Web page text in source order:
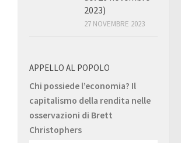
2023)
27 NOVEMBRE 2023
APPELLO AL POPOLO
Chi possiede l’economia? Il
capitalismo della rendita nelle
osservazioni di Brett
Christophers